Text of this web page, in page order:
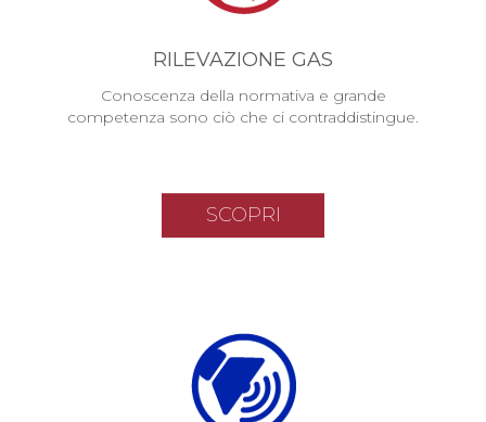
RILEVAZIONE GAS
Conoscenza della normativa e grande
competenza sono ciò che ci contraddistingue.
SCOPRI